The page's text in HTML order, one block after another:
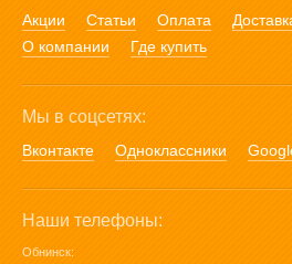
Акции Статьи Оплата
О компании
Где купить
Мы в соцсетях:
Вконтакте Одноклассники
Наши телефоны:
Обнинск: